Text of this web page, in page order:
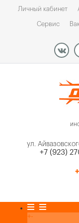
Личный кабинет
Сервис
ул.
+7 (923)
+-